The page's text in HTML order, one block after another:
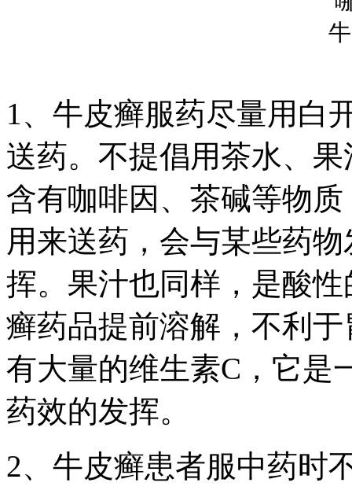
1、牛皮癣服药尽量用白
送药。不提倡用茶水、
含有咖啡因、茶碱等物
用来送药，会与某些药
挥。果汁也同样，是酸
癣药品提前溶解，不利
有大量的维生素C，它是
药效的发挥。
2、牛皮癣患者服中药时